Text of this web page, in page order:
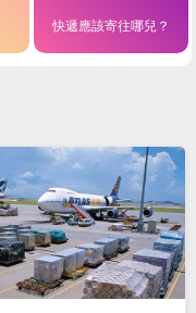
快遞應該寄往哪兒？